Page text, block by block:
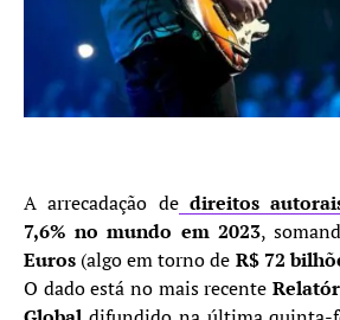
A arrecadação dedireitos
7,6% no mundo em 2023,
Euros (algo em torno de R$ 72
O dado está no mais recente